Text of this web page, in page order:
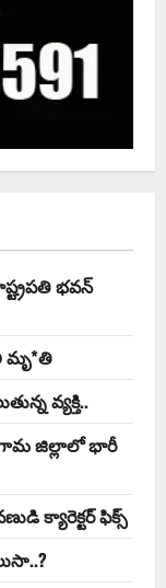
భవన్
మృ*తి
వ్య‌క్తి..
జనగామ జిల్లాలో భారీ
క్యారెక్టర్ ఫిక్స్